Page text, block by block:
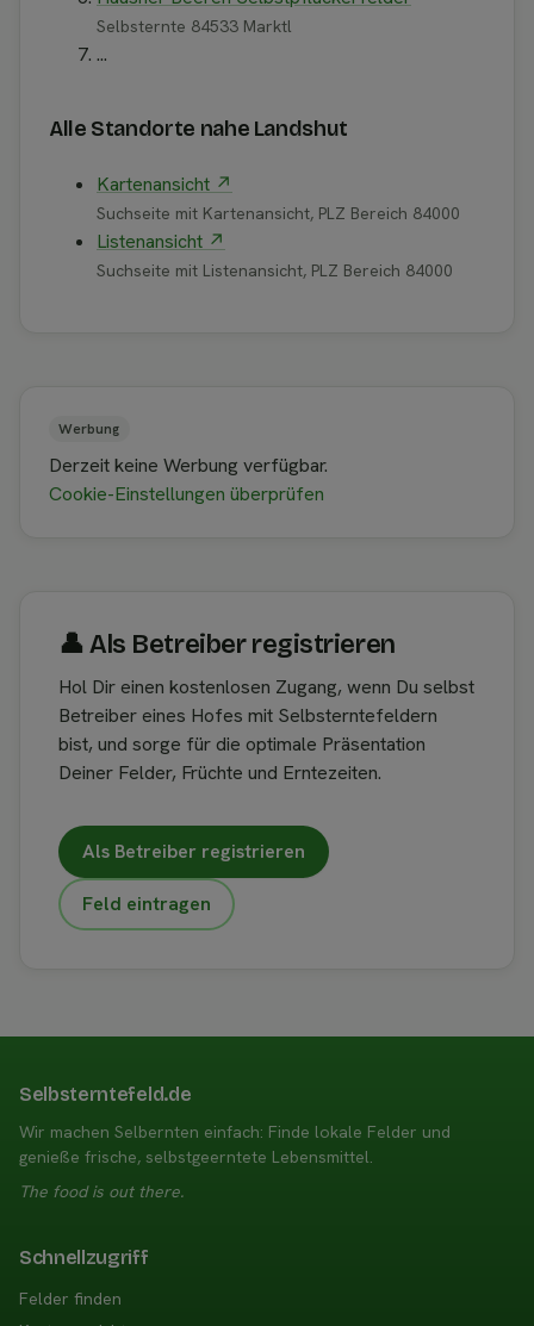
Selbsternte 84533 Marktl
...
Alle Standorte nahe Landshut
Kartenansicht ↗
Suchseite mit Kartenansicht, PLZ Bereich 84000
Listenansicht ↗
Suchseite mit Listenansicht, PLZ Bereich 84000
Werbung
Derzeit keine Werbung verfügbar.
Cookie-Einstellungen überprüfen
👤︎ Als Betreiber registrieren
Hol Dir einen kostenlosen Zugang, wenn Du selbst
Betreiber eines Hofes mit Selbsterntefeldern
bist, und sorge für die optimale Präsentation
Deiner Felder, Früchte und Erntezeiten.
Als Betreiber registrieren
Feld eintragen
Selbsterntefeld.de
Wir machen Selbernten einfach: Finde lokale Felder und
genieße frische, selbstgeerntete Lebensmittel.
The food is out there.
Schnellzugriff
Felder finden